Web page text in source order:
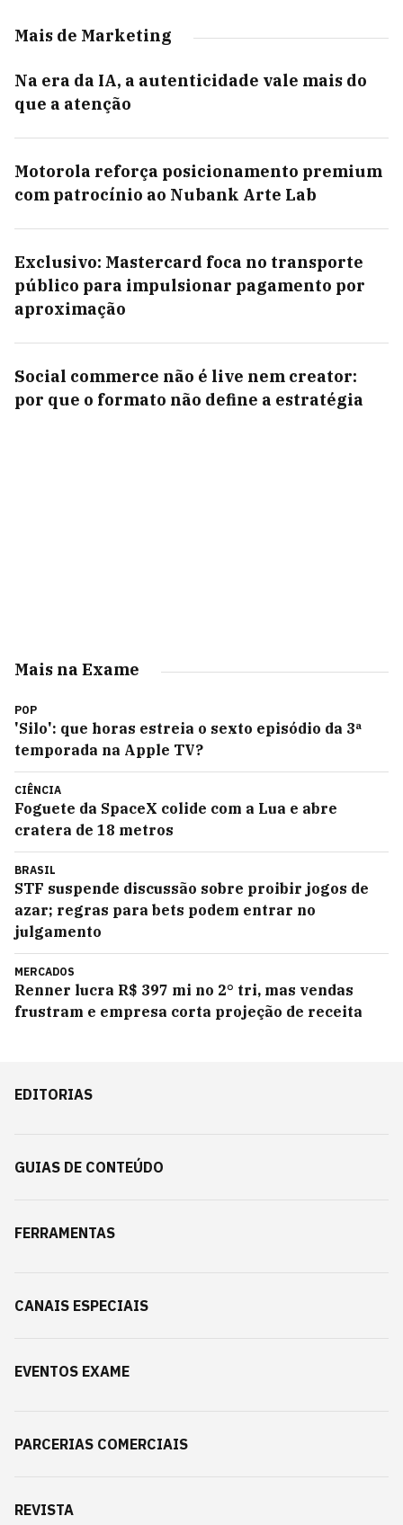
Mais de Marketing
Na era da IA, a autenticidade vale mais do
que a atenção
Motorola reforça posicionamento premium
com patrocínio ao Nubank Arte Lab
Exclusivo: Mastercard foca no transporte
público para impulsionar pagamento por
aproximação
Social commerce não é live nem creator:
por que o formato não define a estratégia
Mais na Exame
POP
'Silo': que horas estreia o sexto episódio da 3ª
temporada na Apple TV?
CIÊNCIA
Foguete da SpaceX colide com a Lua e abre
cratera de 18 metros
BRASIL
STF suspende discussão sobre proibir jogos de
azar; regras para bets podem entrar no
julgamento
MERCADOS
Renner lucra R$ 397 mi no 2° tri, mas vendas
frustram e empresa corta projeção de receita
EDITORIAS
GUIAS DE CONTEÚDO
FERRAMENTAS
CANAIS ESPECIAIS
EVENTOS EXAME
PARCERIAS COMERCIAIS
REVISTA